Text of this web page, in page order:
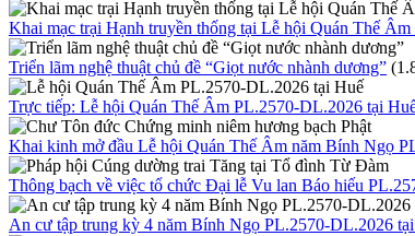
Khai mạc trại Hạnh truyền thống tại Lễ hội Quán Thế
Triển lãm nghệ thuật chủ đề “Giọt nước nhành dương”
Trực tiếp: Lễ hội Quán Thế Âm PL.2570-DL.2026 tại
Khai kinh mở đầu Lễ hội Quán Thế Âm năm Bính Ngọ
Thông bạch về việc tổ chức Đại lễ Vu lan Báo hiếu
An cư tập trung kỳ 4 năm Bính Ngọ PL.2570-DL.2026